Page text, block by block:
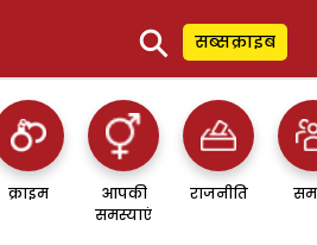
⚲ सब्सक्राइब
क्राइम
आपकी
समस्याएं
राजनीति